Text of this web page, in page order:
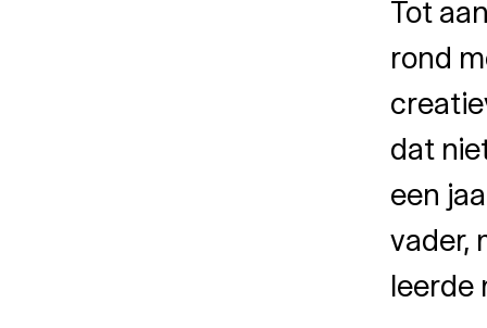
Tot
rond
dat
een
vader,
leerde